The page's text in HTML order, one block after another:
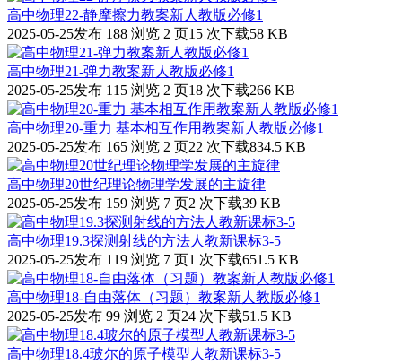
高中物理22-静摩擦力教案新人教版必修1
2025-05-25发布 188 浏览 2 页15 次下载58 KB
高中物理21-弹力教案新人教版必修1
2025-05-25发布 115 浏览 2 页18 次下载266 KB
高中物理20-重力 基本相互作用教案新人教版必修1
2025-05-25发布 165 浏览 2 页22 次下载834.5 KB
高中物理20世纪理论物理学发展的主旋律
2025-05-25发布 159 浏览 7 页2 次下载39 KB
高中物理19.3探测射线的方法人教新课标3-5
2025-05-25发布 119 浏览 7 页1 次下载651.5 KB
高中物理18-自由落体（习题）教案新人教版必修1
2025-05-25发布 99 浏览 2 页24 次下载51.5 KB
高中物理18.4玻尔的原子模型人教新课标3-5